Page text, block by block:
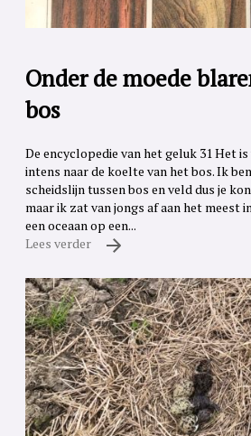
Onder de moede
bos
De encyclopedie van het geluk 31 Het
intens naar de koelte van het bos. Ik
scheidslijn tussen bos en veld dus je
maar ik zat van jongs af aan het meest
een oceaan op een...
Lees verder